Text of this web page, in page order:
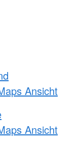
Ansicht
Ansicht